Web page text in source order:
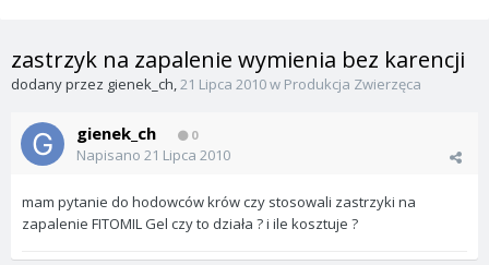
zastrzyk na zapalenie wymienia bez karencji
dodany przez gienek_ch,21 Lipca 2010w Produkcja Zwierzęca
gienek_ch 0
Napisano 21 Lipca 2010
mam pytanie do hodowców krów czy stosowali zastrzyki na
zapalenie FITOMIL Gel czy to działa ? i ile kosztuje ?